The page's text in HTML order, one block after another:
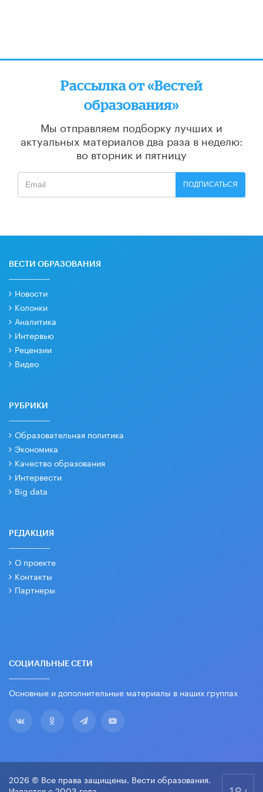
Рассылка от «Вестей
образования»
Мы отправляем подборку лучших и
актуальных материалов два раза в неделю:
во вторник и пятницу
ПОДПИСАТЬСЯ
ВЕСТИ ОБРАЗОВАНИЯ
Новости
Колонки
Аналитика
Интервью
Рецензии
Видео
РУБРИКИ
Образовательная политика
Экономика
Качество образования
Интервести
Big data
РЕДАКЦИЯ
О проекте
Контакты
Партнеры
СОЦИАЛЬНЫЕ СЕТИ
Основные и дополнительные материалы в наших группах
2026 © Все права защищены. Вести образования.